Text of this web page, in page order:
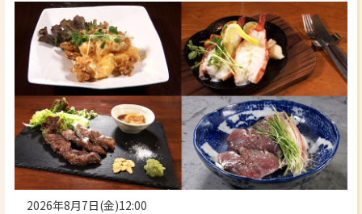
2026年8月7日(金)12:00